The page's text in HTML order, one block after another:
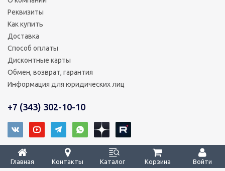
Войти
Корзина
Каталог
Контакты
Главная
Реквизиты
Как купить
Доставка
Способ оплаты
Дисконтные карты
Обмен, возврат, гарантия
Информация для юридических лиц
+7 (343) 302-10-10
2008 - 2026 © ТРИ КОРЕЙЦА – уверенность в деталях